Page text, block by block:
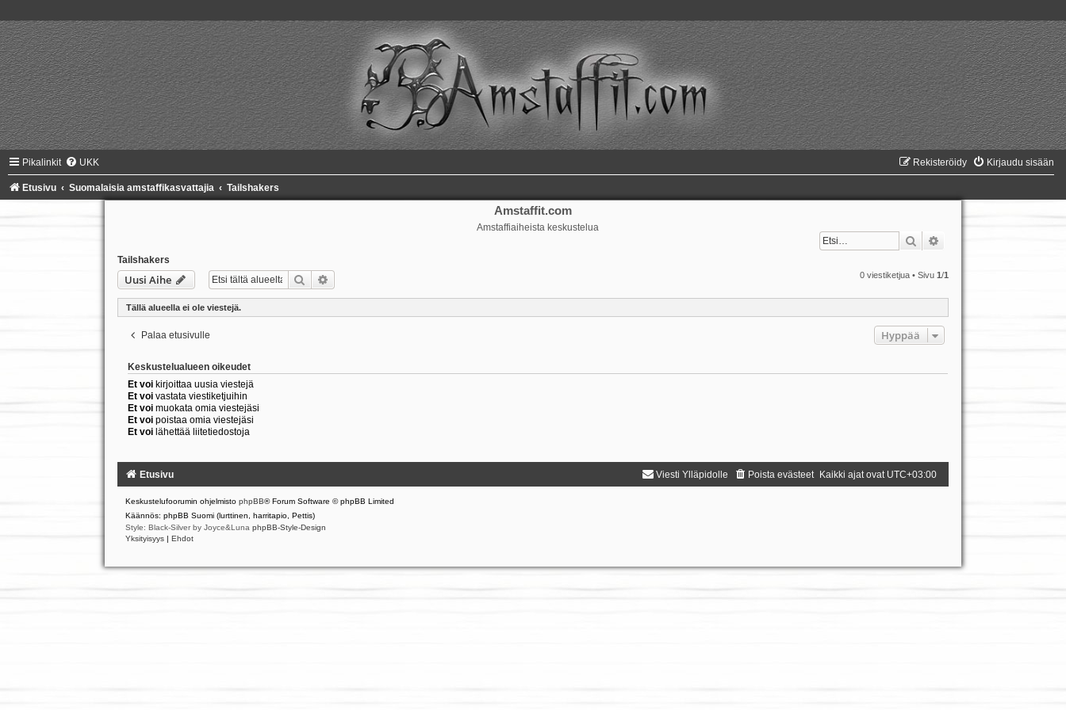
Pikalinkit UKK Kirjaudu sisään
Rekisteröidy
Etusivu Suomalaisia amstaffikasvattajia Tailshakers
Amstaffit.com
Amstaffiaiheista keskustelua
Etsi
Tailshakers
Uusi Aihe Etsi 0 viestiketjua • Sivu1/1
Tällä alueella ei ole viestejä.
Palaa etusivulle Hyppää
Keskustelualueen oikeudet
Et voikirjoittaa uusia viestejä
Et voivastata viestiketjuihin
Et voimuokata omia viestejäsi
Et voipoistaa omia viestejäsi
Et voilähettää liitetiedostoja
Etusivu Kaikki ajat ovat UTC+03:00
Poista evästeet
Viesti Ylläpidolle
Keskustelufoorumin ohjelmisto phpBB® Forum Software © phpBB Limited
Käännös: phpBB Suomi (lurttinen, harritapio, Pettis)
Style: Black-Silver by Joyce&Luna phpBB-Style-Design
Yksityisyys | Ehdot